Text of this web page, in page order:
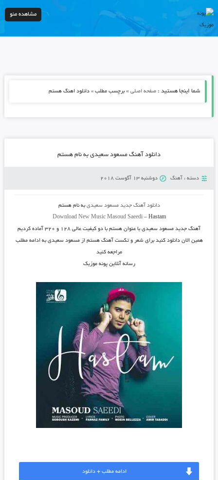
مشاهده منو
شما اینجا هستید : صفحه اصلی» برچسب مطلب » دانلود اهنگ هستم
دانلود آهنگ مسعود سعیدی به نام هستم
دسته : آهنگ دوشنبه 13 آگوست 2018
دانلود آهنگ جدید مسعود سعیدی به نامهستم
Download New Music Masoud Saeedi– Hastam
آهنگ جدید مسعود سعیدیبا عنوان هستمبا دو کیفیت عالی ۱۲۸ و ۳۲۰ آماده کردیم
همین الان دانلود کنید برای شعر و تکست آهنگ هستم از مسعود سعیدی به ادامه مطلب
مراجعه کنید
رسانه آنلاین پونه موزیک
ادامه مطلب + دانلود